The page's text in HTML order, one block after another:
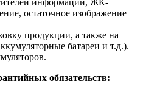
остаточное изображение
продукции, а также на
батареи и т.д.).
обязательств: